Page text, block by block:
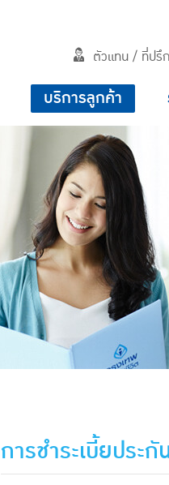
ตัวแทน / ที่ปรึ
บริการลูกค้า
การชำระเบี้ยประกั